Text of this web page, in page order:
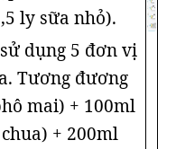
ly sữa nhỏ).
dụng 5 đơn vị
Tương đương
mai) + 100ml
+ 200ml